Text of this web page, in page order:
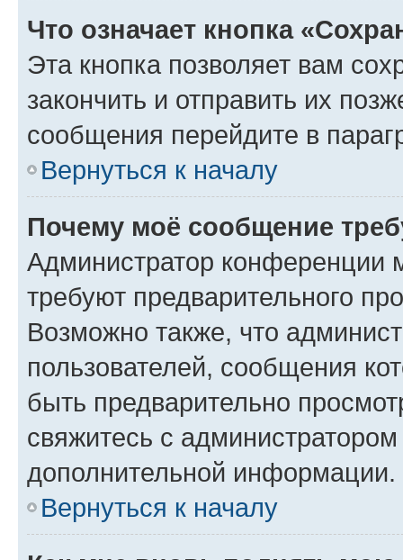
Что означает кнопка
Эта кнопка позволяет вам
закончить и отправить их
сообщения перейдите в
Вернуться к началу
Почему моё сообщение
Администратор конференции
требуют предварительного
Возможно также, что
пользователей, сообщения
быть предварительно
свяжитесь с
дополнительной информации.
Вернуться к началу